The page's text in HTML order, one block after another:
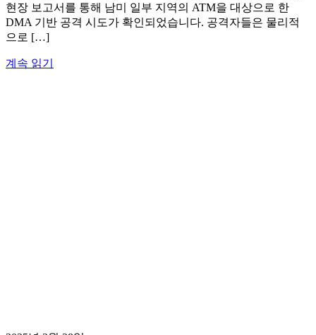
현장 보고서를 통해 남미 일부 지역의 ATM을 대상으로 한
DMA 기반 공격 시도가 확인되었습니다. 공격자들은 물리적
으로 […]
계속 읽기